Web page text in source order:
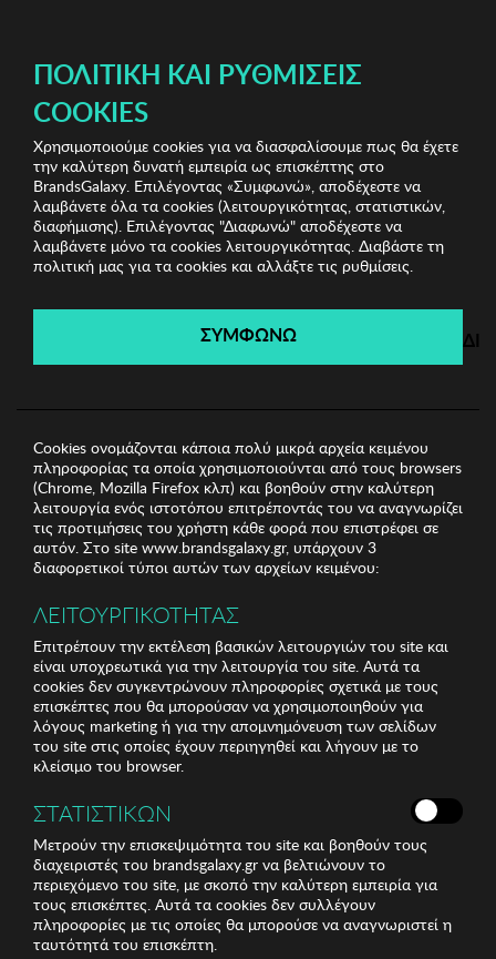
Brokers Ανδρικές Μπλούζες
Ανδρικό Φούτερ
BROKERS
Brokers
Λήγει σε: 00ημέρες | 00ώρες 00λεπτά 00δευτ.
ΠΟΛΙΤΙΚΉ ΚΑΙ ΡΥΘΜΊΣΕΙΣ
COOKIES
Χρησιμοποιούμε cookies για να διασφαλίσουμε πως θα έχετε
την καλύτερη δυνατή εμπειρία ως επισκέπτης στο
BrandsGalaxy. Επιλέγοντας «Συμφωνώ», αποδέχεστε να
λαμβάνετε όλα τα cookies (λειτουργικότητας, στατιστικών,
διαφήμισης). Επιλέγοντας "Διαφωνώ" αποδέχεστε να
λαμβάνετε μόνο τα cookies λειτουργικότητας. Διαβάστε τη
πολιτική μας για τα cookies και αλλάξτε τις ρυθμίσεις.
ΣΥΜΦΩΝΩ
Cookies ονομάζονται κάποια πολύ μικρά αρχεία κειμένου
πληροφορίας τα οποία χρησιμοποιούνται από τους browsers
(Chrome, Mozilla Firefox κλπ) και βοηθούν στην καλύτερη
λειτουργία ενός ιστοτόπου επιτρέποντάς του να αναγνωρίζει
τις προτιμήσεις του χρήστη κάθε φορά που επιστρέφει σε
αυτόν. Στο site www.brandsgalaxy.gr, υπάρχουν 3
διαφορετικοί τύποι αυτών των αρχείων κειμένου:
ΛΕΙΤΟΥΡΓΙΚΟΤΗΤΑΣ
Επιτρέπουν την εκτέλεση βασικών λειτουργιών του site και
είναι υποχρεωτικά για την λειτουργία του site. Αυτά τα
cookies δεν συγκεντρώνουν πληροφορίες σχετικά με τους
επισκέπτες που θα μπορούσαν να χρησιμοποιηθούν για
λόγους marketing ή για την απομνημόνευση των σελίδων
του site στις οποίες έχουν περιηγηθεί και λήγουν με το
κλείσιμο του browser.
ΣΤΑΤΙΣΤΙΚΩΝ
Μετρούν την επισκεψιμότητα του site και βοηθούν τους
διαχειριστές του brandsgalaxy.gr να βελτιώνουν το
περιεχόμενο του site, με σκοπό την καλύτερη εμπειρία για
τους επισκέπτες. Αυτά τα cookies δεν συλλέγουν
πληροφορίες με τις οποίες θα μπορούσε να αναγνωριστεί η
ταυτότητά του επισκέπτη.